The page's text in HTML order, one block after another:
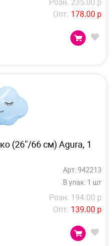
Розн. 235.00 р
Опт. 178.00 р
(26''/66 см) Agura, 1
Арт: 942213
В упак: 1 шт
Розн. 194.00 р
Опт. 139.00 р